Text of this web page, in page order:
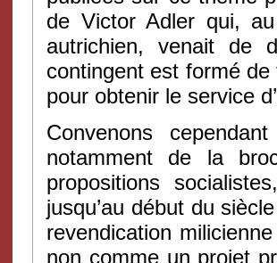
de Victor Adler qui,
autrichien, venait de
contingent est formé
pour obtenir le service
Convenons
notamment de la
propositions
jusqu’au début du
revendication
non comme un projet